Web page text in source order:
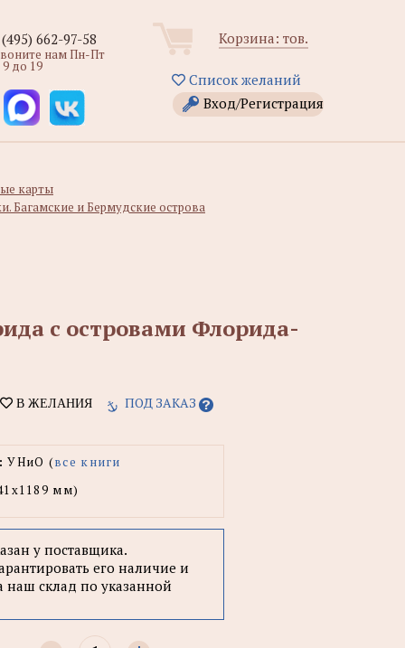
Корзина: тов.
Список желаний
Вход/Регистрация
662-97-58
нам Пн-Пт
9 до 19
карты
Багамские и Бермудские острова
с островами Флорида-
В ЖЕЛАНИЯ ПОД ЗАКАЗ
УНиО (все книги
мм)
у поставщика.
его наличие и
наш склад по указанной